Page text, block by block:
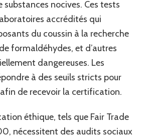
nocives. Ces tests
accrédités qui
du coussin à la recherche
formaldéhydes, et d’autres
dangereuses. Les
à des seuils stricts pour
de recevoir la certification.
éthique, tels que Fair Trade
nécessitent des audits sociaux